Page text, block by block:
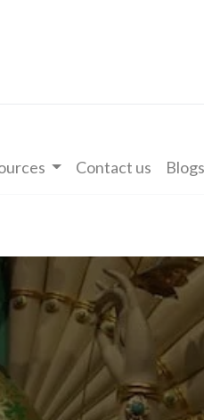
Contact us Blogs